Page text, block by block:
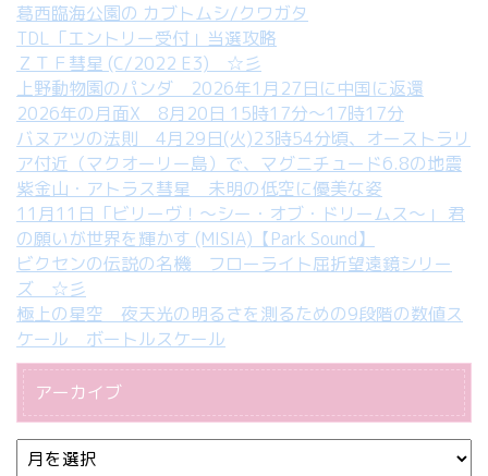
葛西臨海公園の カブトムシ/クワガタ
TDL「エントリー受付」当選攻略
ＺＴＦ彗星 (C/2022 E3) ☆彡
上野動物園のパンダ 2026年1月27日に中国に返還
2026年の月面X 8月20日 15時17分～17時17分
バヌアツの法則 4月29日(火)23時54分頃、オーストラリ
ア付近（マクオーリー島）で、マグニチュード6.8の地震
紫金山・アトラス彗星 未明の低空に優美な姿
11月11日「ビリーヴ！～シー・オブ・ドリームス～」 君
の願いが世界を輝かす (MISIA)【Park Sound】
ビクセンの伝説の名機 フローライト屈折望遠鏡シリー
ズ ☆彡
極上の星空 夜天光の明るさを測るための9段階の数値ス
ケール ボートルスケール
アーカイブ